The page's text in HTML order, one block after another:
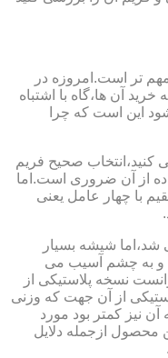
تر است.امروزه در
آن ها،گاه با اشتباه
این است که چرا
کنید،انتخاب صحیح فریم
از آن ضروری است.اما
با چهار عامل یعنی
شیشه بسیار
و به چشم آسیب می
سال ۱۹۴۷ شرکت توانست نسخه پلاستیکی از
از آن جهت که وزنی
نیز کمتر بود مورد
محصول ازجمله دلایل